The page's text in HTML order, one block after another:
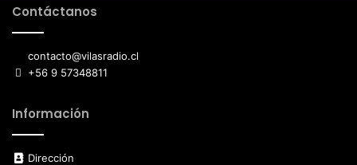
Contáctanos
contacto@vilasradio.cl
+56 9 57348811
Información
Dirección